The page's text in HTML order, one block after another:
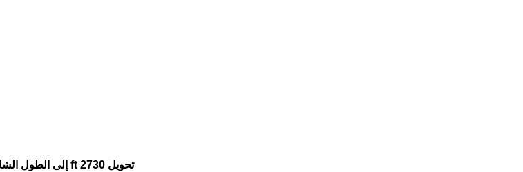
تحويل 2730 ft إلى الطول الشائعة